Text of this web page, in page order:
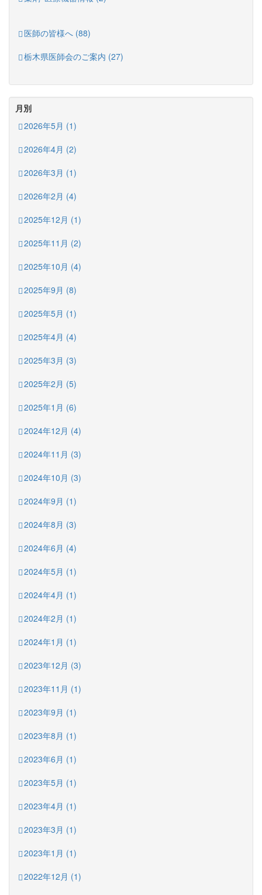
医師の皆様へ (88)
栃木県医師会のご案内 (27)
月別
2026年5月 (1)
2026年4月 (2)
2026年3月 (1)
2026年2月 (4)
2025年12月 (1)
2025年11月 (2)
2025年10月 (4)
2025年9月 (8)
2025年5月 (1)
2025年4月 (4)
2025年3月 (3)
2025年2月 (5)
2025年1月 (6)
2024年12月 (4)
2024年11月 (3)
2024年10月 (3)
2024年9月 (1)
2024年8月 (3)
2024年6月 (4)
2024年5月 (1)
2024年4月 (1)
2024年2月 (1)
2024年1月 (1)
2023年12月 (3)
2023年11月 (1)
2023年9月 (1)
2023年8月 (1)
2023年6月 (1)
2023年5月 (1)
2023年4月 (1)
2023年3月 (1)
2023年1月 (1)
2022年12月 (1)